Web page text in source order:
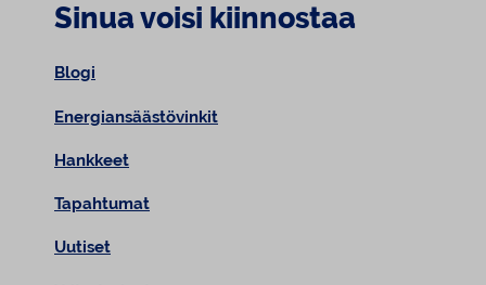
Sinua voisi kiinnostaa
Blogi
Energiansäästövinkit
Hankkeet
Tapahtumat
Uutiset